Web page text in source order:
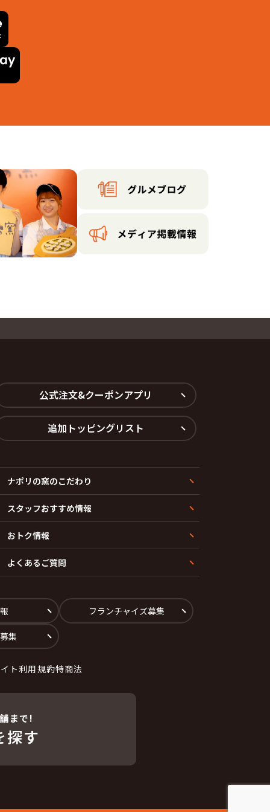
公式注文&クーポンアプリ
追加トッピングリスト
ナポリの窯のこだわり
スタッフおすすめ情報
おトク情報
よくあるご質問
フランチャイズ募集
集
ト利用規約特商法
まで!
探す